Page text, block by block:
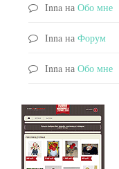
Inna на Обо мне
Inna на Форум
Inna на Обо мне